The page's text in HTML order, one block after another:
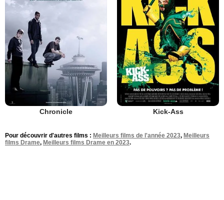
Chronicle Kick-Ass
Pour découvrir d'autres films : Meilleurs films de l'année 2023, Meilleurs
films Drame, Meilleurs films Drame en 2023.